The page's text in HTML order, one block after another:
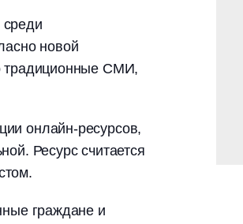
новой
традиционные СМИ,
онлайн-ресурсов,
Ресурс считается
граждане и